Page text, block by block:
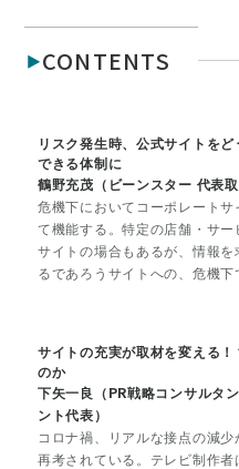
備・段取りの基本から、実例
CONTENTS
リスク発生時、公式サイトを
できる体制に
鶴野充茂（ビーンスター 代表取
危機下においてコーポレート
て機能する。特定の店舗・サ
サイトの場合もあるが、情報
るであろうサイトへの、危機
サイトの充実が取材を変える
のか
下矢一良（PR戦略コンサルタ
ント代表）
コロナ禍、リアルな接点の減
再考されている。テレビ制作